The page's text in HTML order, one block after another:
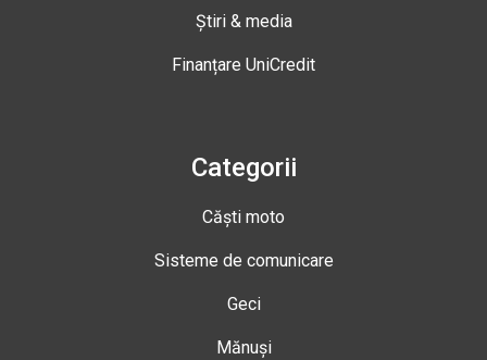
Știri & media
Finanțare UniCredit
Categorii
Căști moto
Sisteme de comunicare
Geci
Mănuși